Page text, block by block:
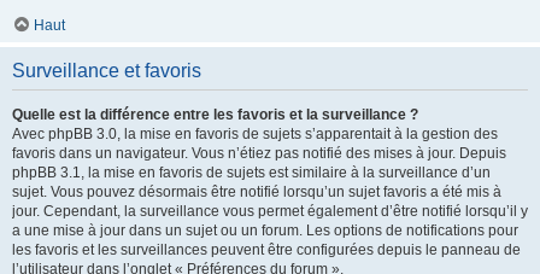
Haut
Surveillance et favoris
Quelle est la différence entre les favoris et la surveillance ?
Avec phpBB 3.0, la mise en favoris de sujets s’apparentait à la gestion des
favoris dans un navigateur. Vous n’étiez pas notifié des mises à jour. Depuis
phpBB 3.1, la mise en favoris de sujets est similaire à la surveillance d’un
sujet. Vous pouvez désormais être notifié lorsqu’un sujet favoris a été mis à
jour. Cependant, la surveillance vous permet également d’être notifié lorsqu’il y
a une mise à jour dans un sujet ou un forum. Les options de notifications pour
les favoris et les surveillances peuvent être configurées depuis le panneau de
l’utilisateur dans l’onglet « Préférences du forum ».